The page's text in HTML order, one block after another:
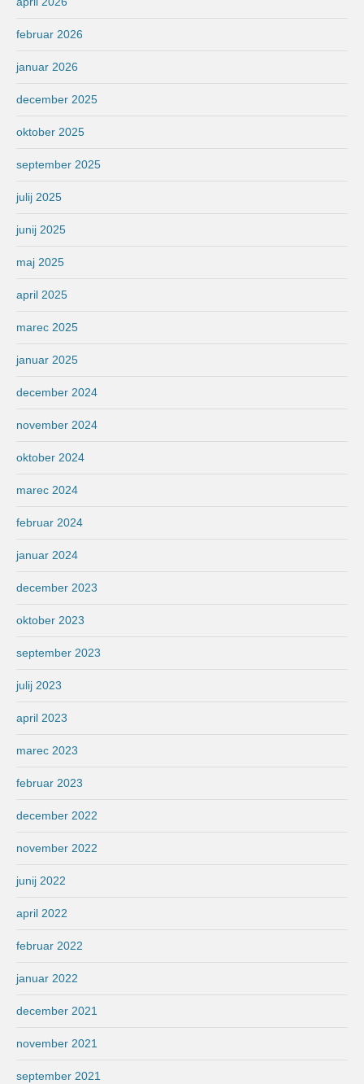
februar 2026
januar 2026
december 2025
oktober 2025
september 2025
julij 2025
junij 2025
maj 2025
april 2025
marec 2025
januar 2025
december 2024
november 2024
oktober 2024
marec 2024
februar 2024
januar 2024
december 2023
oktober 2023
september 2023
julij 2023
april 2023
marec 2023
februar 2023
december 2022
november 2022
junij 2022
april 2022
februar 2022
januar 2022
december 2021
november 2021
september 2021